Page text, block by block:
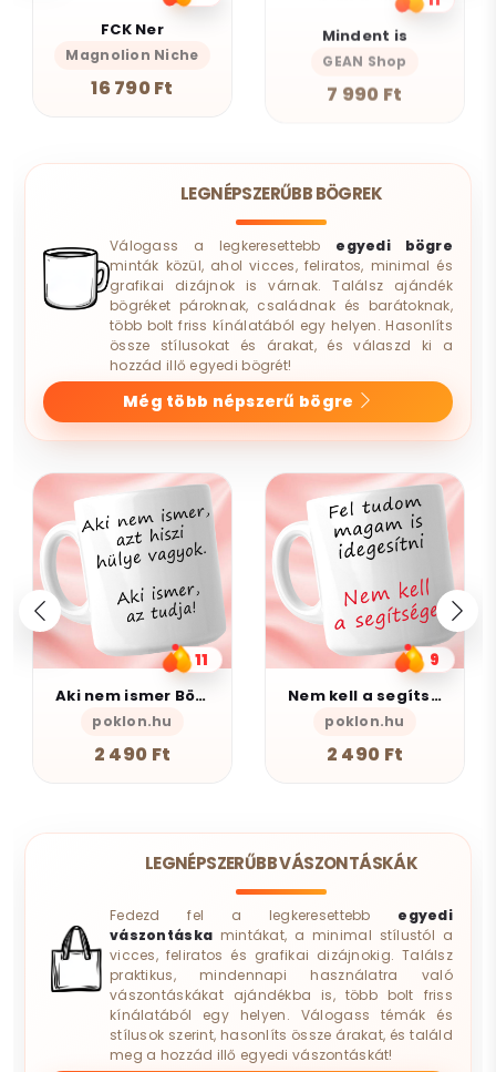
FCK Ner
Magnolion Niche
16 790 Ft
Mindent is
GEAN Shop
7 990 Ft
LEGNÉPSZERŰBB BÖGREK
Válogass a legkeresettebb egyedi bögre
minták közül, ahol vicces, feliratos, minimal és
grafikai dizájnok is várnak. Találsz ajándék
bögréket pároknak, családnak és barátoknak,
több bolt friss kínálatából egy helyen. Hasonlíts
össze stílusokat és árakat, és válaszd ki a
hozzád illő egyedi bögrét!
Még több népszerű bögre
9
Nem kell a segítsé - Bögre
poklon.hu
2 490 Ft
6
AlszomKöszi kerámia bögre - Black Edition
AlszomKöszi- Szarkasztikus-Vicces-
4 490 Ft
LEGNÉPSZERŰBB VÁSZONTÁSKÁK
Fedezd fel a legkeresettebb egyedi
vászontáska mintákat, a minimal stílustól a
vicces, feliratos és grafikai dizájnokig. Találsz
praktikus, mindennapi használatra való
vászontáskákat ajándékba is, több bolt friss
kínálatából egy helyen. Válogass témák és
stílusok szerint, hasonlíts össze árakat, és találd
meg a hozzád illő egyedi vászontáskát!